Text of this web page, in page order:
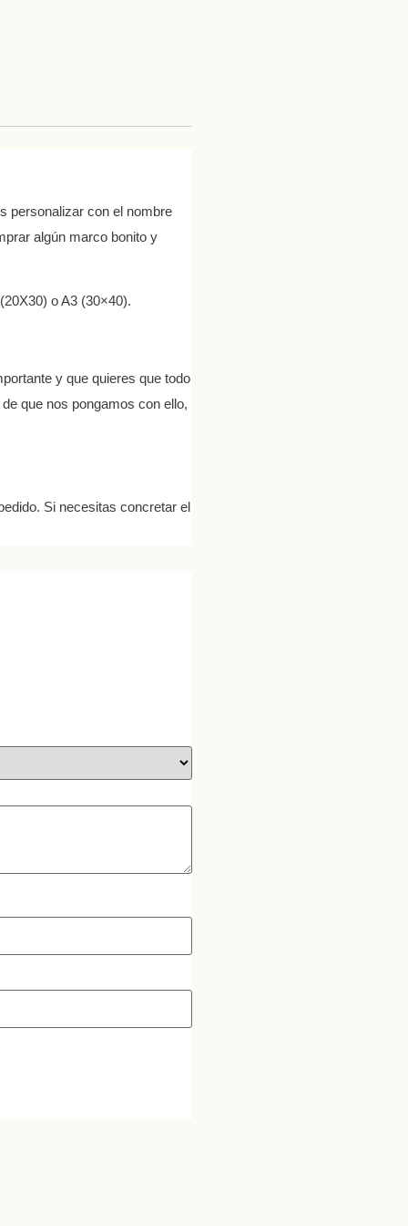
personalizar con el nombre
algún marco bonito y
o A3 (30×40).
y que quieres que todo
que nos pongamos con ello,
Si necesitas concretar el